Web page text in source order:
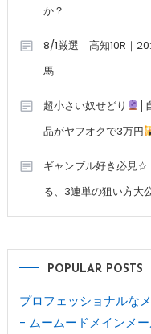
か？
8/1厳選｜高知10R｜
馬
超小さい奴せどり
品がヤフオクで3万円
ギャンブル好き必見☆
る、3連単の狙い方大
POPULAR POSTS
プロフェッショナルな
- ムームードメインメ